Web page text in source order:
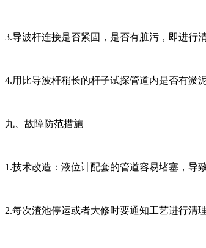
3.导波杆连接是否紧固，是否有脏污，即进行清
4.用比导波杆稍长的杆子试探管道内是否有淤
九、故障防范措施
1.技术改造：液位计配套的管道容易堵塞，导
2.每次渣池停运或者大修时要通知工艺进行清